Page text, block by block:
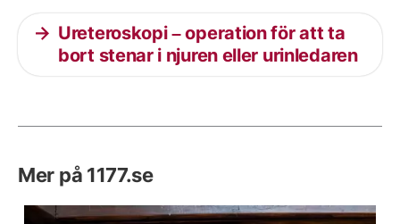
Ureteroskopi – operation för att ta
bort stenar i njuren eller urinledaren
Mer på 1177.se